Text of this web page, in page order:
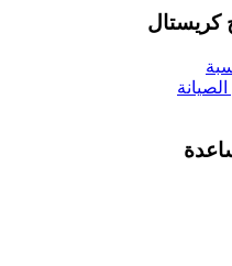
كريستال